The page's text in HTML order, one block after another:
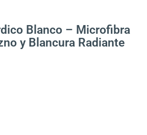
Blanco – Microfibra
y Blancura Radiante